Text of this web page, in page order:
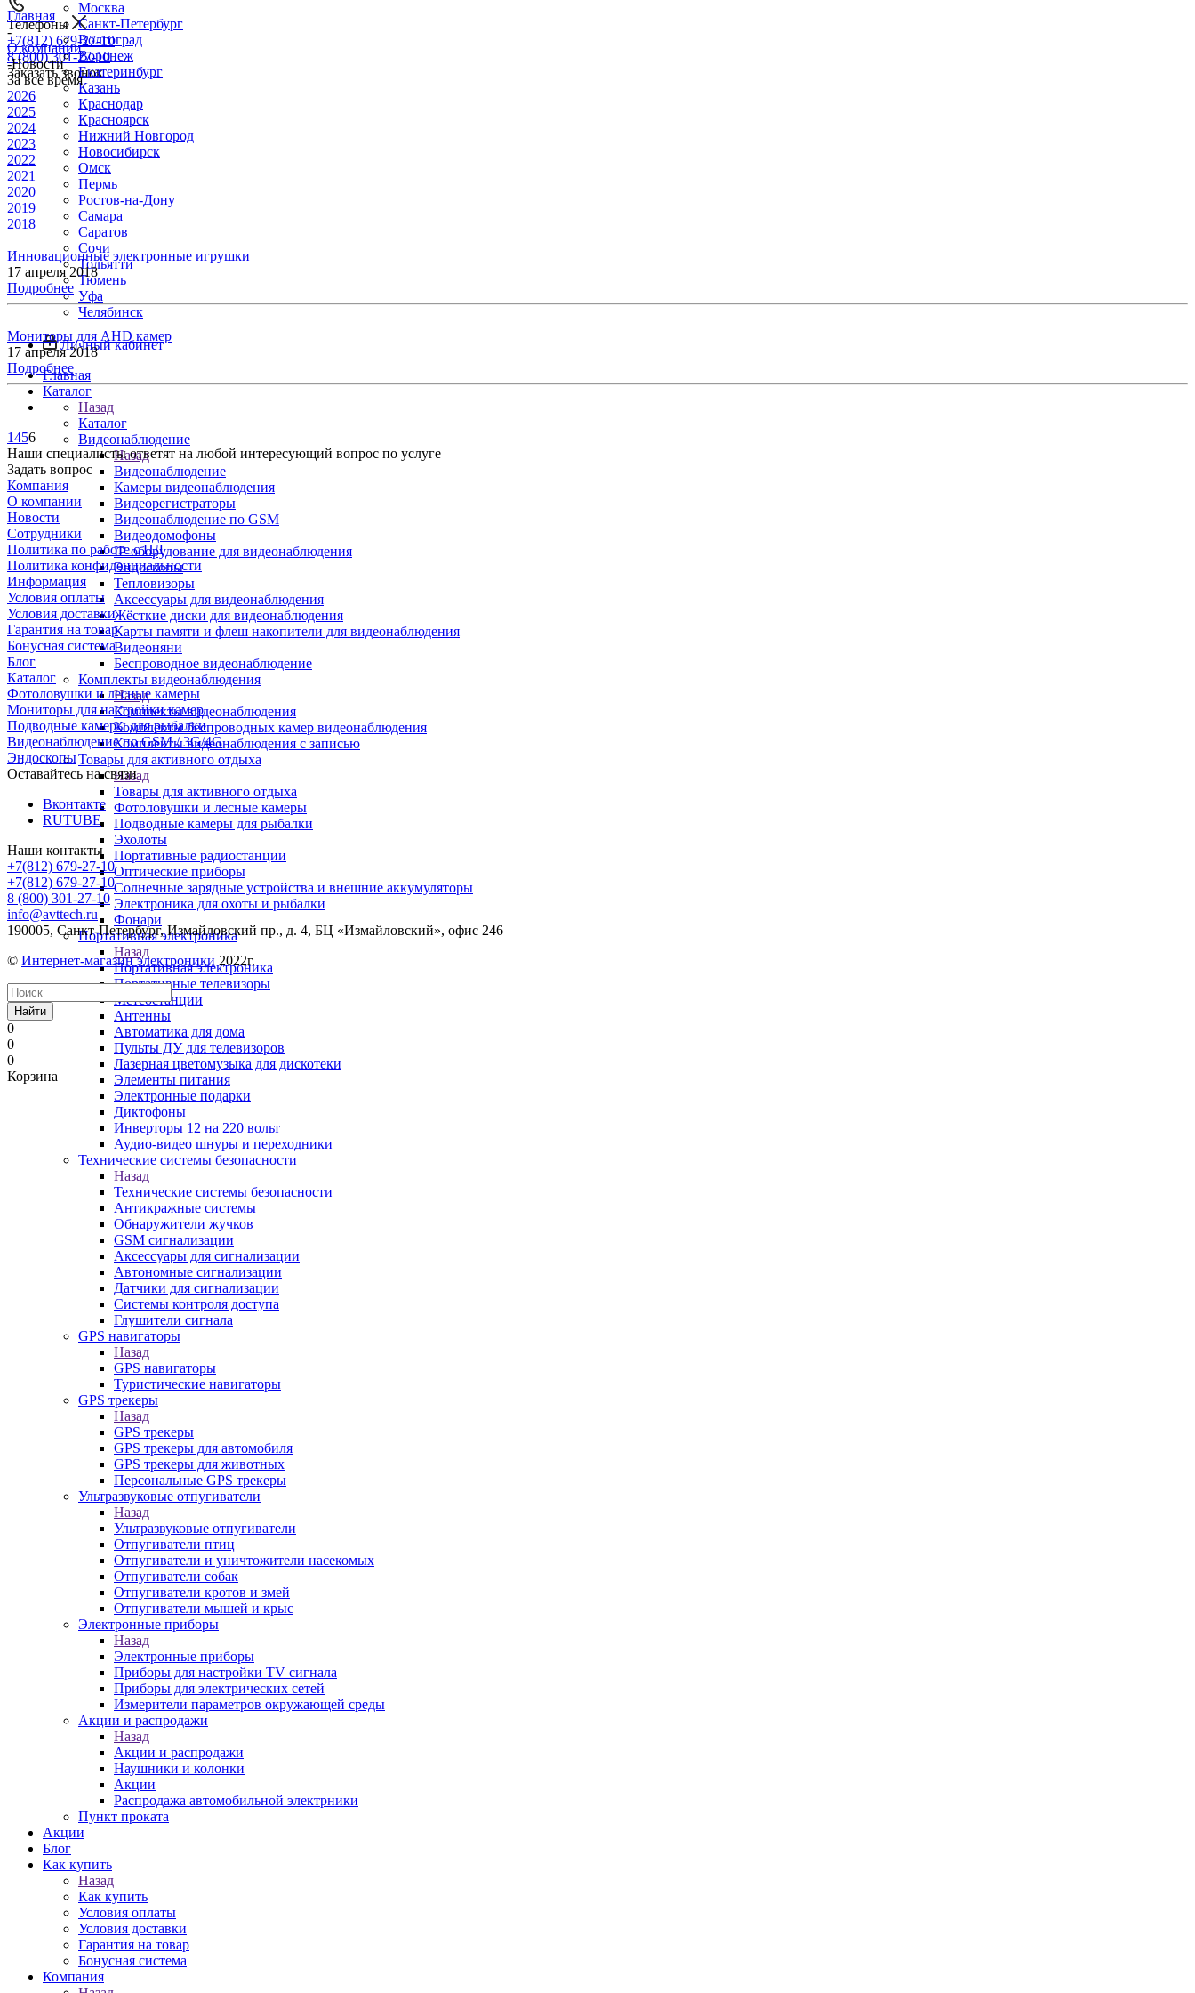
Телефоны
+7(812) 679-27-10
8 (800) 301-27-10
Заказать звонок
Москва
Санкт-Петербург
Волгоград
Воронеж
Екатеринбург
Казань
Краснодар
Красноярск
Нижний Новгород
Новосибирск
Омск
Пермь
Ростов-на-Дону
Самара
Саратов
Сочи
Тольятти
Тюмень
Уфа
Челябинск
Личный кабинет
Главная
Каталог
Назад
Каталог
Видеонаблюдение
Назад
Видеонаблюдение
Камеры видеонаблюдения
Видеорегистраторы
Видеонаблюдение по GSM
Видеодомофоны
IP-оборудование для видеонаблюдения
Эндоскопы
Тепловизоры
Аксессуары для видеонаблюдения
Жёсткие диски для видеонаблюдения
Карты памяти и флеш накопители для видеонаблюдения
Видеоняни
Беспроводное видеонаблюдение
Комплекты видеонаблюдения
Назад
Комплекты видеонаблюдения
Комплекты беспроводных камер видеонаблюдения
Комплекты видеонаблюдения с записью
Товары для активного отдыха
Назад
Товары для активного отдыха
Фотоловушки и лесные камеры
Подводные камеры для рыбалки
Эхолоты
Портативные радиостанции
Оптические приборы
Солнечные зарядные устройства и внешние аккумуляторы
Электроника для охоты и рыбалки
Фонари
Портативная электроника
Назад
Портативная электроника
Портативные телевизоры
Метеостанции
Антенны
Автоматика для дома
Пульты ДУ для телевизоров
Лазерная цветомузыка для дискотеки
Элементы питания
Электронные подарки
Диктофоны
Инверторы 12 на 220 вольт
Аудио-видео шнуры и переходники
Технические системы безопасности
Назад
Технические системы безопасности
Антикражные системы
Обнаружители жучков
GSM сигнализации
Аксессуары для сигнализации
Автономные сигнализации
Датчики для сигнализации
Системы контроля доступа
Глушители сигнала
GPS навигаторы
Назад
GPS навигаторы
Туристические навигаторы
GPS трекеры
Назад
GPS трекеры
GPS трекеры для автомобиля
GPS трекеры для животных
Персональные GPS трекеры
Ультразвуковые отпугиватели
Назад
Ультразвуковые отпугиватели
Отпугиватели птиц
Отпугиватели и уничтожители насекомых
Отпугиватели собак
Отпугиватели кротов и змей
Отпугиватели мышей и крыс
Электронные приборы
Назад
Электронные приборы
Приборы для настройки TV сигнала
Приборы для электрических сетей
Измерители параметров окружающей среды
Акции и распродажи
Назад
Акции и распродажи
Наушники и колонки
Акции
Распродажа автомобильной электрники
Пункт проката
Акции
Блог
Как купить
Назад
Как купить
Условия оплаты
Условия доставки
Гарантия на товар
Бонусная система
Компания
Главная
-
О компании
-Новости
За все время
2026
2025
2024
2023
2022
2021
2020
2019
2018
Инновационные электронные игрушки
17 апреля 2018
Подробнее
Мониторы для AHD камер
17 апреля 2018
Подробнее
1456
Наши специалисты ответят на любой интересующий вопрос по услуге
Задать вопрос
Компания
О компании
Новости
Сотрудники
Политика по работе с ПД
Политика конфиденциальности
Информация
Условия оплаты
Условия доставки
Гарантия на товар
Бонусная система
Блог
Каталог
Фотоловушки и лесные камеры
Мониторы для настройки камер
Подводные камеры для рыбалки
Видеонаблюдение по GSM / 3G/4G
Эндоскопы
Оставайтесь на связи
Вконтакте
RUTUBE
Наши контакты
+7(812) 679-27-10
+7(812) 679-27-10
8 (800) 301-27-10
info@avttech.ru
190005, Санкт-Петербург, Измайловский пр., д. 4, БЦ «Измайловский», офис 246
© Интернет-магазин электроники 2022г.
Найти
0
0
0
Корзина